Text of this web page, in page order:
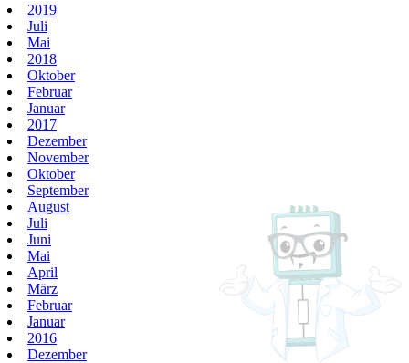
2019
Juli
Mai
2018
Oktober
Februar
Januar
2017
Dezember
November
Oktober
September
August
Juli
Juni
Mai
April
März
Februar
Januar
2016
Dezember